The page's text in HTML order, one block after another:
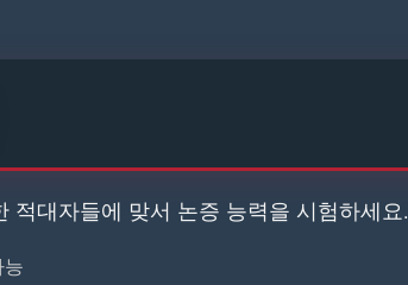
적대자들에 맞서 논증 능력을 시험하세요.